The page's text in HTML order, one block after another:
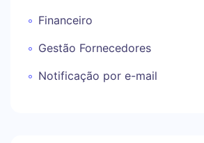
Financeiro
Gestão Fornecedores
Notificação por e-mail